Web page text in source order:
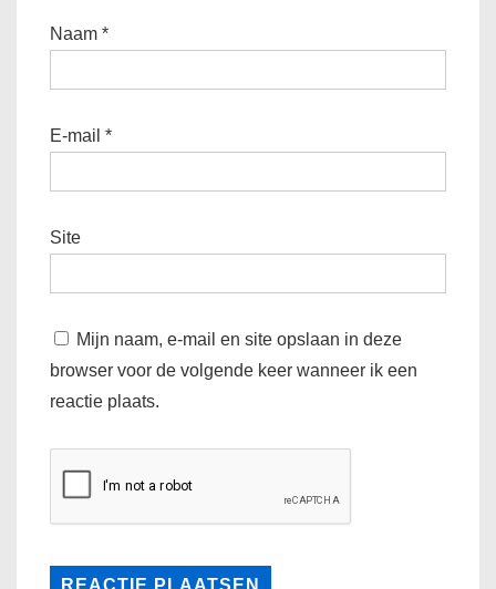
Naam *
E-mail *
Site
Mijn naam, e-mail en site opslaan in deze
browser voor de volgende keer wanneer ik een
reactie plaats.